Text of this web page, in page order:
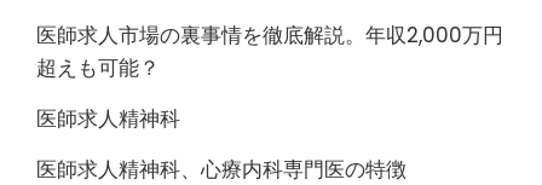
医師求人市場の裏事情を徹底解説。年収2,000万円
超えも可能？
医師求人精神科
医師求人精神科、心療内科専門医の特徴